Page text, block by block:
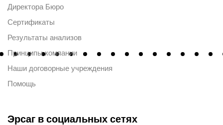
Директора Бюро
Сертификаты
Результаты анализов
Принципы компании
Наши договорные учреждения
Помощь
Эрсаг в социальных сетях